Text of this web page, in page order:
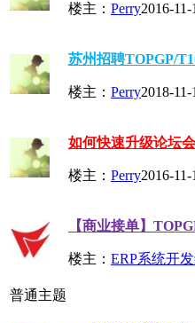
楼主： Perry2016-11-
苏州招聘TOPGP/
楼主： Perry2018-11-
如何快速升级论坛
楼主： Perry2016-11-
【商业接单】
楼主： ERP系统开
普通主题